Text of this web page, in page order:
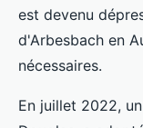
est devenu
d'Arbesbach en
nécessaires.
En juillet 2022,